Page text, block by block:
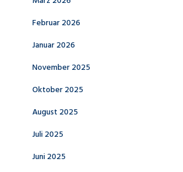
Februar 2026
Januar 2026
November 2025
Oktober 2025
August 2025
Juli 2025
Juni 2025